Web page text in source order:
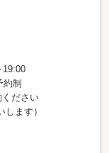
19:00
制
ださい
します）